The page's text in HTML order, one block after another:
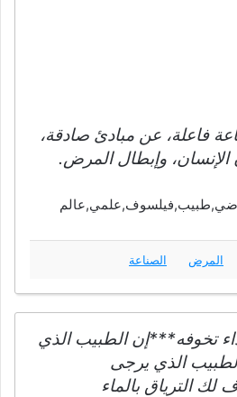
فاعلة، عن مبادئ صادقة،
وإبطال المرض.
المرض الصناعة
تخوفه***إن الطبيب الذي
الذي يرجى
لك الترياق بالماء